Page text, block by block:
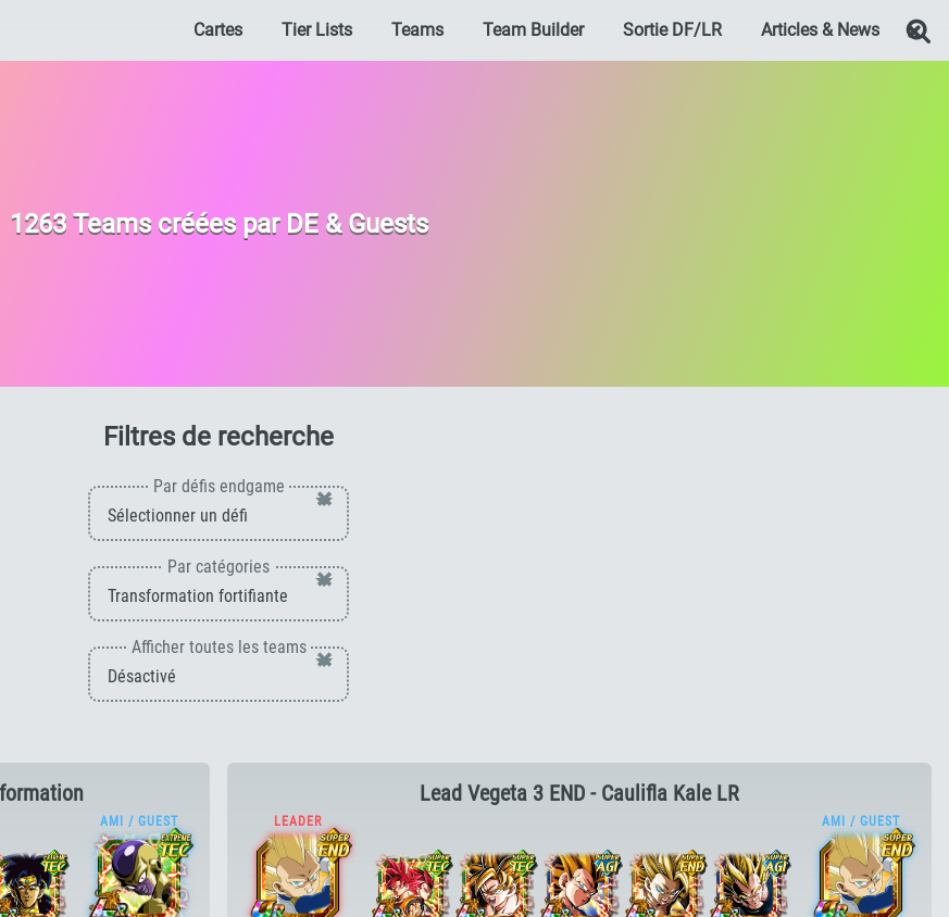
Cartes Tier Lists Teams Team Builder Sortie DF/LR Articles & News
1263 Teams créées par DE & Guests
Filtres de recherchede personnages Dokkan
Par défis endgame ×
Par catégories ×
Afficher toutes les teams ×
Lead Vegeta 3 END - Caulifla Kale LR